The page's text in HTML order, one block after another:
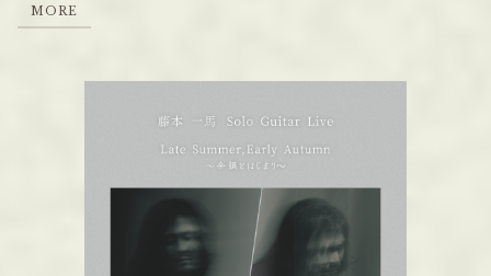
MO RE
MORE